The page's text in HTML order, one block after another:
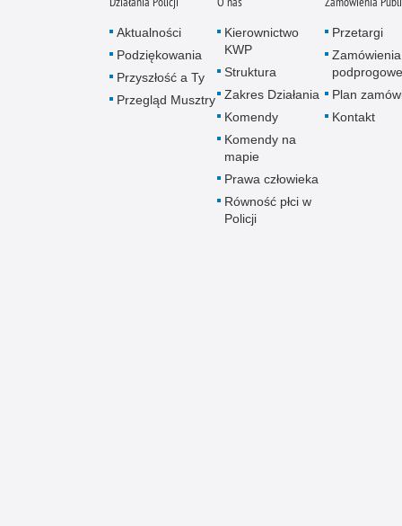
Aktualności
Podziękowania
Przyszłość a Ty
Przegląd Musztry
Kierownictwo
KWP
Struktura
Zakres Działania
Komendy
Komendy na
mapie
Prawa człowieka
Równość płci w
Policji
Przetargi
Zamówienia
podprogowe
Plan
Kontakt